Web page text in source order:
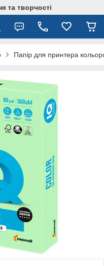
та творчостi
Папір для принтера